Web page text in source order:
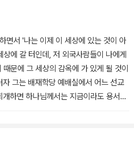
국민국가의 건설이라는 과제를 두고
면서 '나는 이제 이 세상에 있는 것이 아
에 갈 터인데, 저 외국사람들이 나에게
문에 그 세상의 감옥에 가 있게 될 것이
그는 배재학당 예배실에서 어느 선교
하면 하나님께서는 지금이라도 용서하
던 기억이 떠올랐다. 그리고 하나님에
우리나라를 구해 주시옵소서!'하고 기도